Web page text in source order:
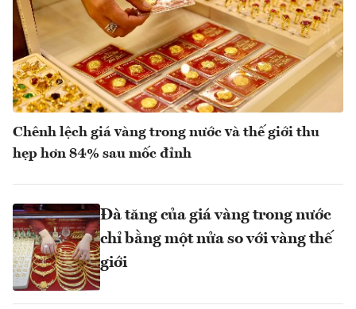
Chênh lệch giá vàng trong nước và thế giới thu
hẹp hơn 84% sau mốc đỉnh
Đà tăng của giá vàng trong nước
chỉ bằng một nửa so với vàng thế
giới